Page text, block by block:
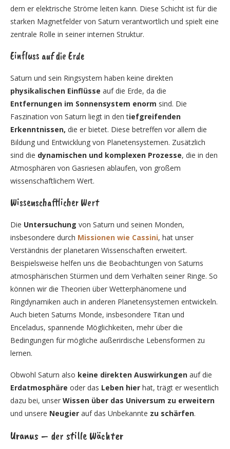
dem er elektrische Ströme leiten kann. Diese Schicht ist für die
starken Magnetfelder von Saturn verantwortlich und spielt eine
zentrale Rolle in seiner internen Struktur.
Einfluss auf die Erde
Saturn und sein Ringsystem haben keine direkten
physikalischen Einflüsse auf die Erde, da die
Entfernungen im Sonnensystem enorm sind. Die
Faszination von Saturn liegt in den tiefgreifenden
Erkenntnissen, die er bietet. Diese betreffen vor allem die
Bildung und Entwicklung von Planetensystemen. Zusätzlich
sind die dynamischen und komplexen Prozesse, die in den
Atmosphären von Gasriesen ablaufen, von großem
wissenschaftlichem Wert.
Wissenschaftlicher Wert
Die Untersuchung von Saturn und seinen Monden,
insbesondere durch Missionen wie Cassini, hat unser
Verständnis der planetaren Wissenschaften erweitert.
Beispielsweise helfen uns die Beobachtungen von Saturns
atmosphärischen Stürmen und dem Verhalten seiner Ringe. So
können wir die Theorien über Wetterphänomene und
Ringdynamiken auch in anderen Planetensystemen entwickeln.
Auch bieten Saturns Monde, insbesondere Titan und
Enceladus, spannende Möglichkeiten, mehr über die
Bedingungen für mögliche außerirdische Lebensformen zu
lernen.
Obwohl Saturn also keine direkten Auswirkungen auf die
Erdatmosphäre oder das Leben hier hat, trägt er wesentlich
dazu bei, unser Wissen über das Universum zu erweitern
und unsere Neugier auf das Unbekannte zu schärfen.
Uranus – der stille Wächter